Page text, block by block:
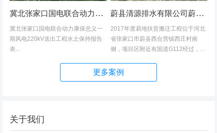
冀北张家口国电联合动力康保忠义一期风电220kV送出工程水土保持报告表
冀北张家口国电联合动力康保忠义一
期风电220kV送出工程水土保持报告
表...
蔚县清源排水有限公司蔚县2017年度易地扶贫搬迁工程（一期）水土保持方案
2017年度易地扶贫搬迁工程位于河北
省张家口市蔚县西合营镇西庄村南
侧，项目区附近有国道G112经过，交
位置优越。项目地理位置图见附图1。
项目总占地面积14.82hm2,...
更多案例
关于我们